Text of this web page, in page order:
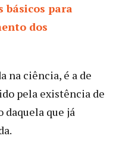
básicos para
dos
na ciência, é a de
pela existência de
daquela que já